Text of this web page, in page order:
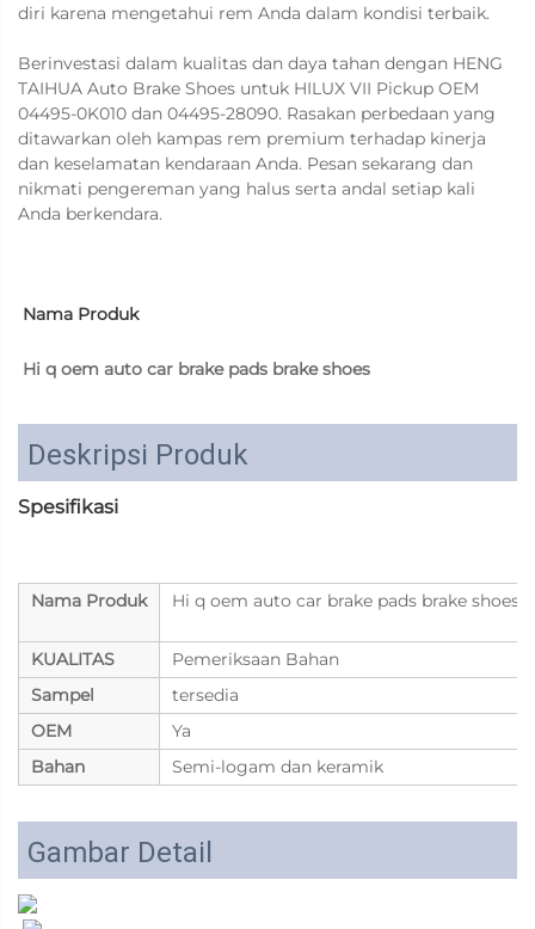
diri karena mengetahui rem Anda dalam kondisi terbaik.
Berinvestasi dalam kualitas dan daya tahan dengan HENG
TAIHUA Auto Brake Shoes untuk HILUX VII Pickup OEM
04495-0K010 dan 04495-28090. Rasakan perbedaan yang
ditawarkan oleh kampas rem premium terhadap kinerja
dan keselamatan kendaraan Anda. Pesan sekarang dan
nikmati pengereman yang halus serta andal setiap kali
Anda berkendara.
Nama Produk
Hi q oem auto car brake pads brake shoes
Deskripsi Produk
Spesifikasi
Nama Produk Hi q oem auto car brake pads brake shoes
KUALITAS
Pemeriksaan Bahan
Sampel
tersedia
OEM
Ya
Bahan
Semi-logam dan keramik
Gambar Detail